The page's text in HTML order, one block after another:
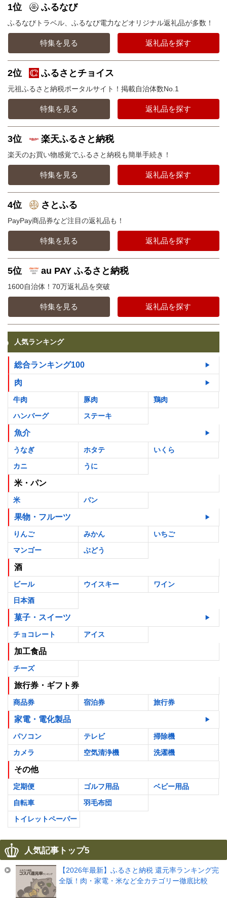
1位 ふるなび
ふるなびトラベル、ふるなび電力などオリジナル返礼品が多数！
特集を見る 返礼品を探す
2位 ふるさとチョイス
元祖ふるさと納税ポータルサイト！掲載自治体数No.1
特集を見る 返礼品を探す
3位 楽天ふるさと納税
楽天のお買い物感覚でふるさと納税も簡単手続き！
特集を見る 返礼品を探す
4位 さとふる
PayPay商品券など注目の返礼品も！
特集を見る 返礼品を探す
5位 au PAY ふるさと納税
1600自治体！70万返礼品を突破
特集を見る 返礼品を探す
人気ランキング
総合ランキング100
肉
牛肉 豚肉
鶏肉
ハンバーグ
ステーキ
魚介
うなぎ ホタテ
いくら
カニ
うに
米・パン
米 パン
果物・フルーツ
りんご みかん
いちご
マンゴー
ぶどう
酒
ビール ウイスキー
ワイン
日本酒
菓子・スイーツ
チョコレート アイス
加工食品
チーズ
旅行券・ギフト券
商品券 宿泊券 旅行券
家電・電化製品
パソコン テレビ
掃除機
カメラ
空気清浄機 洗濯機
その他
定期便 ゴルフ用品
ベビー用品
自転車
羽毛布団
トイレットペーパー
人気記事トップ5
【2026年最新】ふるさと納税 還元率ランキング完
全版！肉・家電・米など全カテゴリー徹底比較